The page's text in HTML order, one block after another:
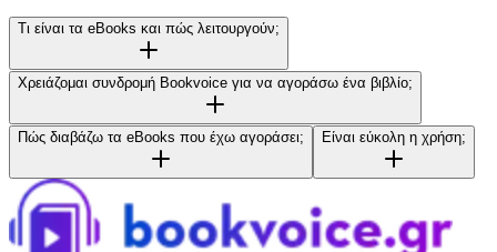
Τι είναι τα eBooks και πώς λειτουργούν;
Χρειάζομαι συνδρομή Bookvoice για να αγοράσω ένα βιβλίο;
Πώς διαβάζω τα eBooks που έχω αγοράσει; Είναι εύκολη η χρήση;